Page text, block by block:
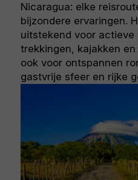
Nicaragua: elke
bijzondere ervaringen.
uitstekend voor actieve
trekkingen, kajakken
ook voor ontspannen
gastvrije sfeer en rijke